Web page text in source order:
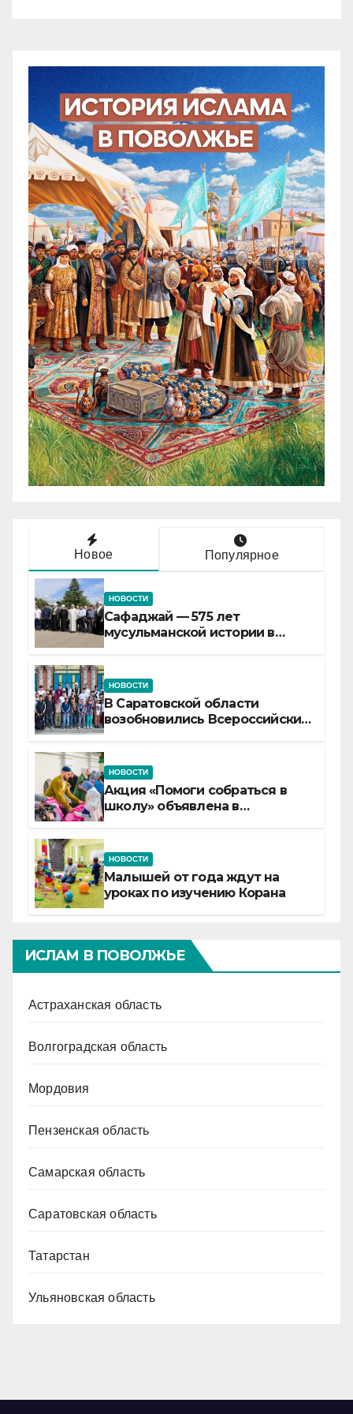
Новое Популярное
НОВОСТИ
Сафаджай — 575 лет
мусульманской истории в
НОВОСТИ
В Саратовской области
возобновились Всероссийские
НОВОСТИ
Акция «Помоги собраться в
школу» объявлена в
НОВОСТИ
Малышей от года ждут на
уроках по изучению Корана
ИСЛАМ В ПОВОЛЖЬЕ
Астраханская область
Волгоградская область
Мордовия
Пензенская область
Самарская область
Саратовская область
Татарстан
Ульяновская область